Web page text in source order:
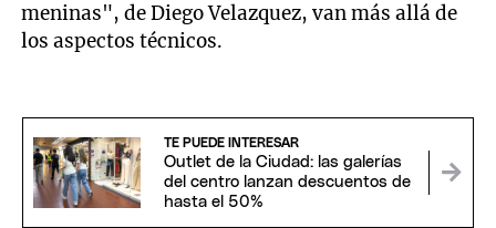
meninas", de Diego Velazquez, van más allá de
los aspectos técnicos.
TE PUEDE INTERESAR
Outlet de la Ciudad: las galerías
del centro lanzan descuentos de
hasta el 50%